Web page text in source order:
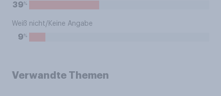
39%
Weiß nicht/Keine Angabe
9%
Verwandte Themen